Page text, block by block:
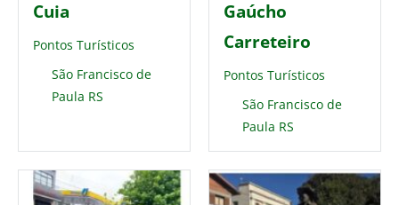
Cuia
Pontos Turísticos
São Francisco de
Paula RS
Gaúcho
Carreteiro
Pontos Turísticos
São Francisco de
Paula RS